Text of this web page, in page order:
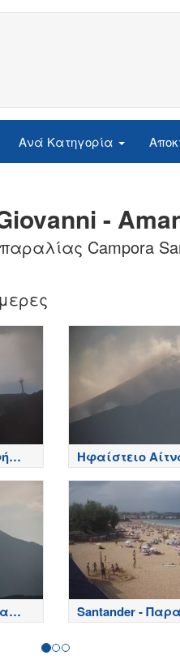
Ανά Κατηγορία
-
Campora
Ηφαίστειο
Santander -
Sardinero - Spain